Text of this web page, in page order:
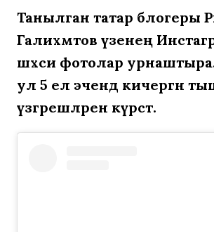
Танылган татар блогеры
Галиәхмәтов үзенең
шәхси фотолар
ул 5 ел эчендә кичергән
үзгәрешләрен күрсәтә.